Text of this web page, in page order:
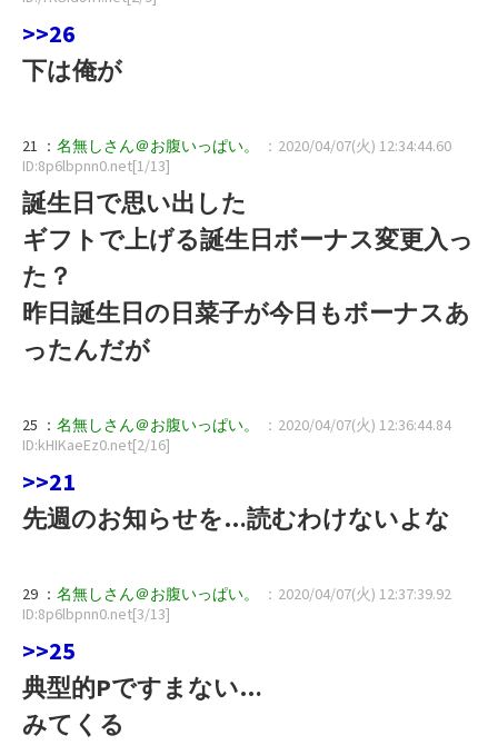
>>26
下は俺が
21 ： 名無しさん＠お腹いっぱい。
：2020/04/07(火) 12:34:44.60
ID:8p6lbpnn0.net[1/13]
誕生日で思い出した
ギフトで上げる誕生日ボーナス変更入っ
た？
昨日誕生日の日菜子が今日もボーナスあ
ったんだが
25 ： 名無しさん＠お腹いっぱい。
：2020/04/07(火) 12:36:44.84
ID:kHIKaeEz0.net[2/16]
>>21
先週のお知らせを…読むわけないよな
29 ： 名無しさん＠お腹いっぱい。
：2020/04/07(火) 12:37:39.92
ID:8p6lbpnn0.net[3/13]
>>25
典型的Pですまない…
みてくる